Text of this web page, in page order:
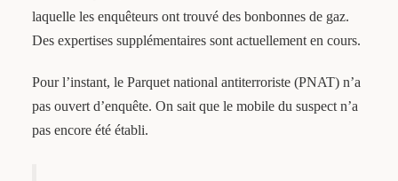
laquelle les enquêteurs ont trouvé des bonbonnes de gaz.
Des expertises supplémentaires sont actuellement en cours.
Pour l’instant, le Parquet national antiterroriste (PNAT) n’a
pas ouvert d’enquête. On sait que le mobile du suspect n’a
pas encore été établi.